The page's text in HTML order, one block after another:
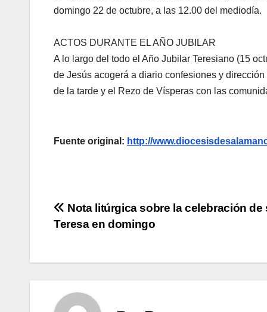
domingo 22 de octubre, a las 12.00 del mediodía.
ACTOS DURANTE EL AÑO JUBILAR
A lo largo del todo el Año Jubilar Teresiano (15
de Jesús acogerá a diario confesiones y
de la tarde y el Rezo de Vísperas con las
Fuente original: http://
Navegación
entradas
Nota litúrgica sobre la celebración de
Teresa en domingo